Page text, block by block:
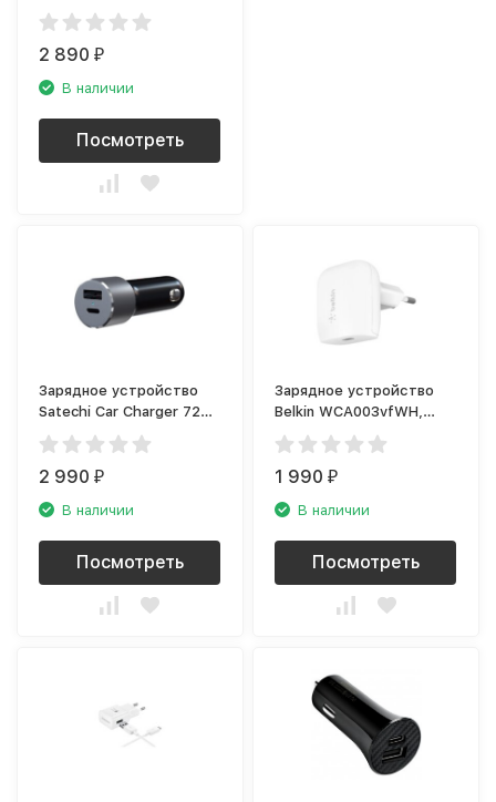
Travel Charger (2 USB
/2.4 A)
2 890₽
В наличии
Посмотреть
Зарядное устройство
Satechi Car Charger 72W
(USB Type-C), серый
космос
2 990₽
В наличии
Посмотреть
Зарядное устройство
Belkin WCA003vfWH,
белый (USB Type-C)
1 990₽
В наличии
Посмотреть